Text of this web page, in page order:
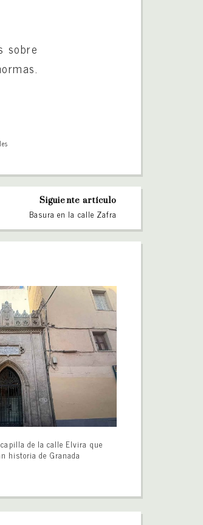
sobre
Siguiente artículo
Basura en la calle Zafra
capilla de la calle Elvira que
historia de Granada